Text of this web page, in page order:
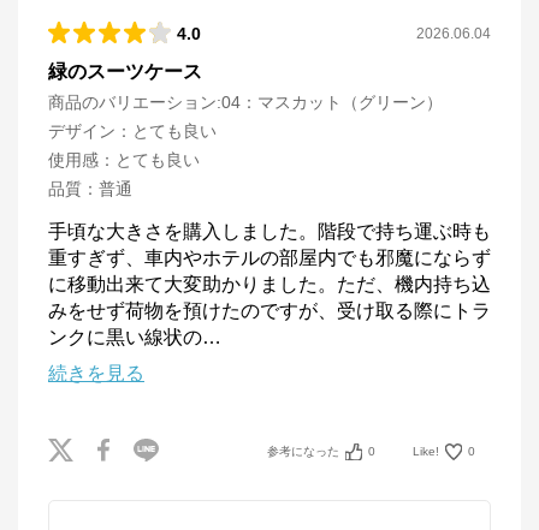
4.0 2026.06.04
緑のスーツケース
商品のバリエーション:04：マスカット（グリーン）
デザイン ： とても良い
使用感 ： とても良い
品質 ： 普通
手頃な大きさを購入しました。階段で持ち運ぶ時も
重すぎず、車内やホテルの部屋内でも邪魔にならず
に移動出来て大変助かりました。ただ、機内持ち込
みをせず荷物を預けたのですが、受け取る際にトラ
ンクに黒い線状の…
続きを見る
参考になった 0 Like! 0